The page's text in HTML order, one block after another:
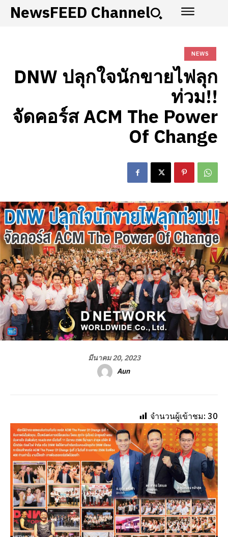
NewsFEED Channel
NEWS
DNW ปลุกใจนักขายไฟลุก
ท่วม!!
จัดคอร์ส ACM The Power
Of Change
มีนาคม 20, 2023
Aun
จำนวนผู้เข้าชม: 30